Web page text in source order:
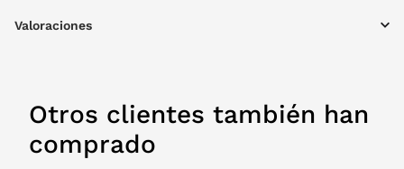
Valoraciones
Otros clientes también han
comprado